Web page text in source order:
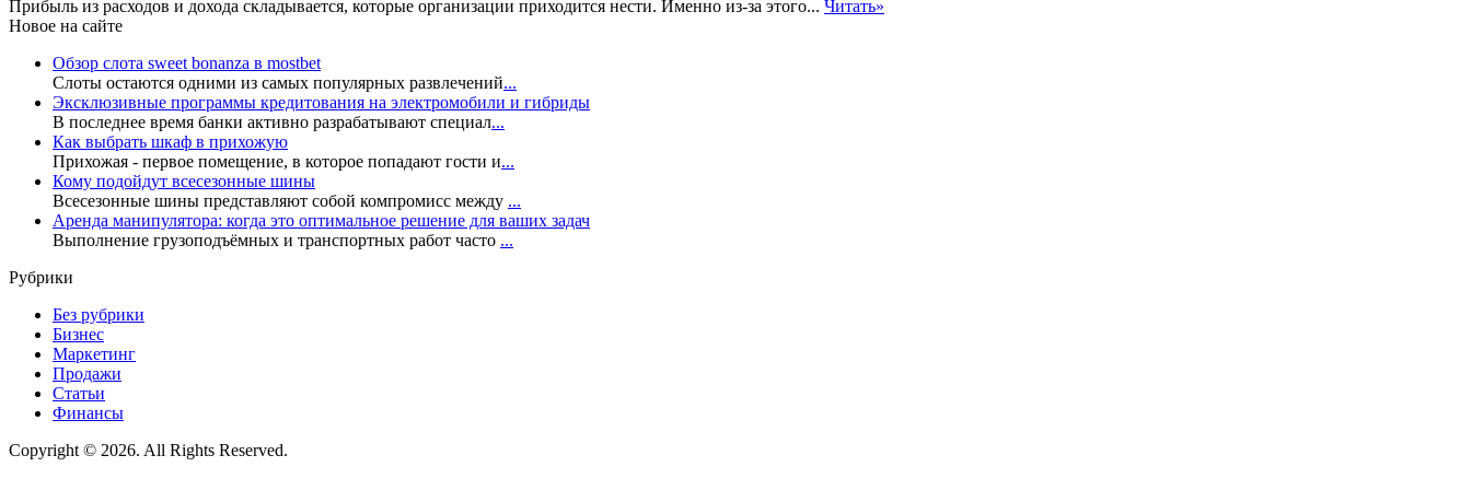
Прибыль из расходов и дохода складывается, которые организации приходится нести. Именно из-за этого... Читать»
Новое на сайте
Обзор слота sweet bonanza в mostbet
Слоты остаются одними из самых популярных развлечений...
Эксклюзивные программы кредитования на электромобили и гибриды
В последнее время банки активно разрабатывают специал...
Как выбрать шкаф в прихожую
Прихожая - первое помещение, в которое попадают гости и...
Кому подойдут всесезонные шины
Всесезонные шины представляют собой компромисс между ...
Аренда манипулятора: когда это оптимальное решение для ваших задач
Выполнение грузоподъёмных и транспортных работ часто ...
Рубрики
Без рубрики
Бизнес
Маркетинг
Продажи
Статьи
Финансы
Copyright © 2026. All Rights Reserved.